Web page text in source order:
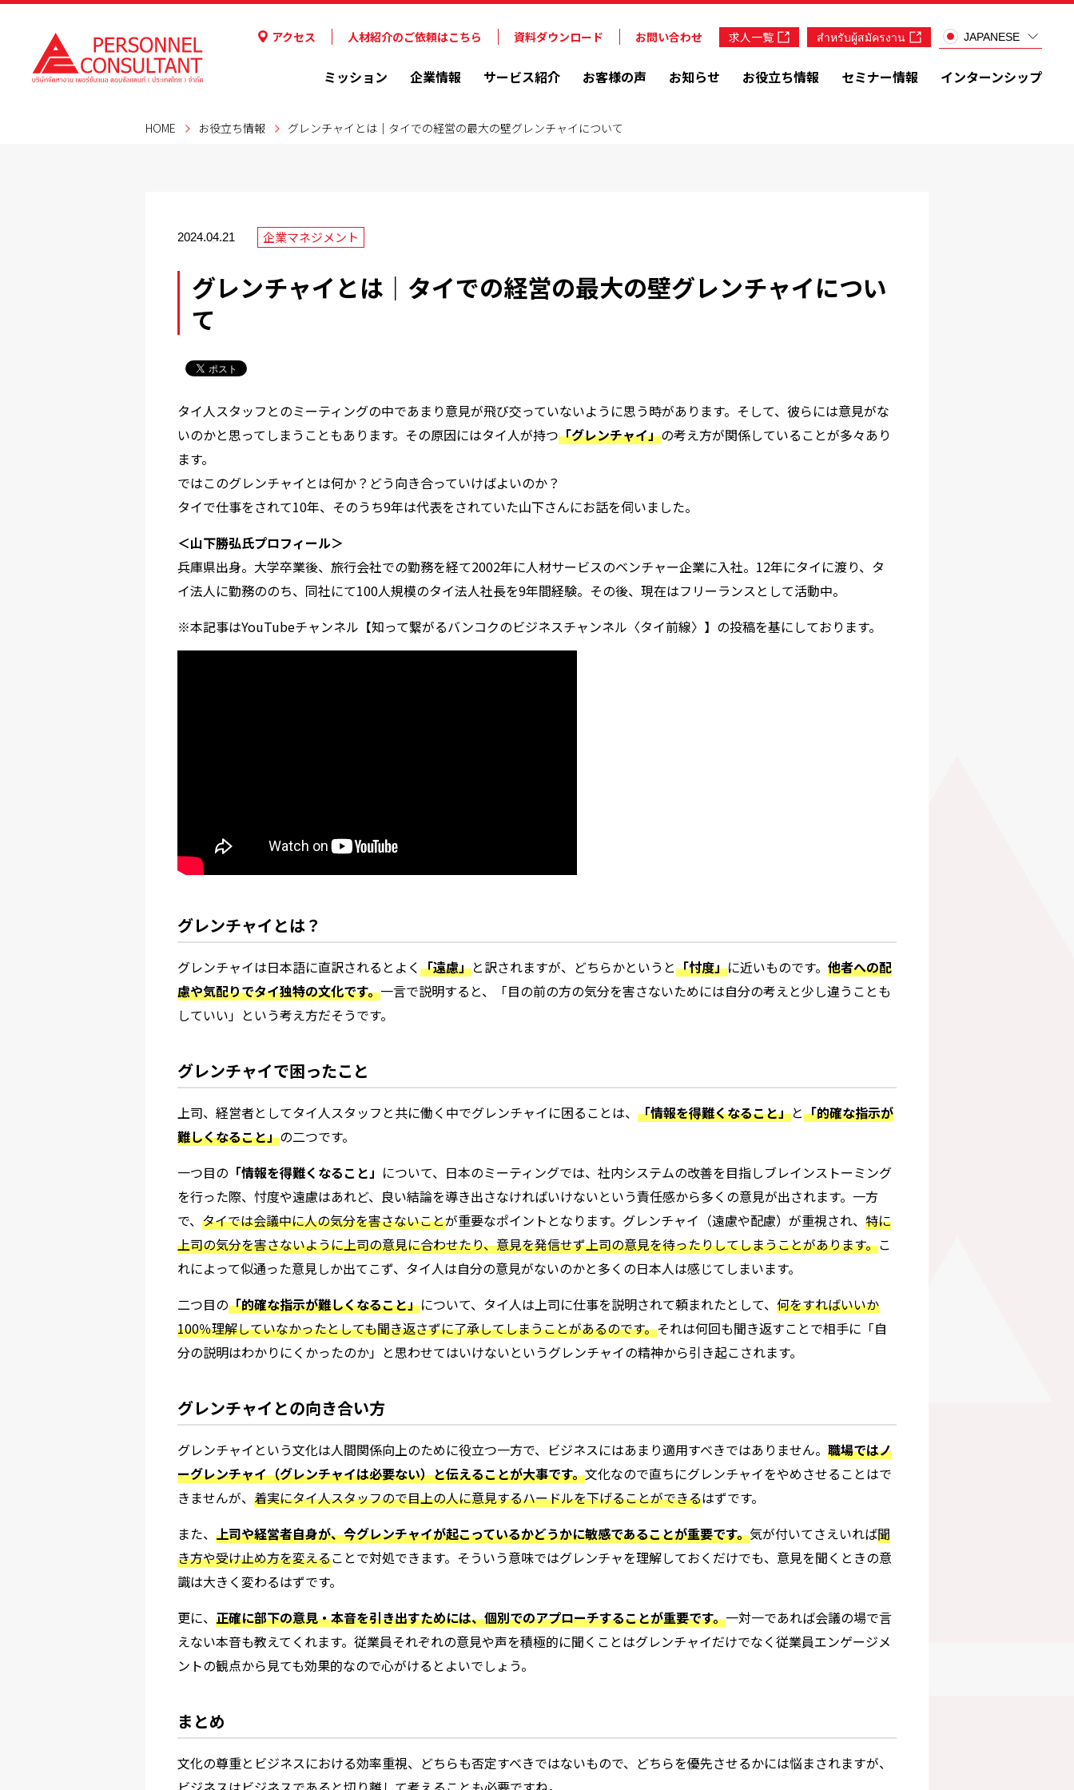
アクセス 人材紹介のご依頼はこちら 資料ダウンロード お問い合わせ 求人一覧 สำหรับผู้สมัครงาน JAPANESE
ミッション 企業情報 サービス紹介 お客様の声 お知らせ お役立ち情報 セミナー情報 インターンシップ
HOME お役立ち情報 グレンチャイとは｜タイでの経営の最大の壁グレンチャイについて
2024.04.21 企業マネジメント
グレンチャイとは｜タイでの経営の最大の壁グレンチャイについ
て
タイ人スタッフとのミーティングの中であまり意見が飛び交っていないように思う時があります。そして、彼らには意見がな
いのかと思ってしまうこともあります。その原因にはタイ人が持つ「グレンチャイ」の考え方が関係していることが多々あり
ます。
ではこのグレンチャイとは何か？どう向き合っていけばよいのか？
タイで仕事をされて10年、そのうち9年は代表をされていた山下さんにお話を伺いました。
＜山下勝弘氏プロフィール＞
兵庫県出身。大学卒業後、旅行会社での勤務を経て2002年に人材サービスのベンチャー企業に入社。12年にタイに渡り、タ
イ法人に勤務ののち、同社にて100人規模のタイ法人社長を9年間経験。その後、現在はフリーランスとして活動中。
※本記事はYouTubeチャンネル【知って繋がるバンコクのビジネスチャンネル〈タイ前線〉】の投稿を基にしております。
グレンチャイとは？
グレンチャイは日本語に直訳されるとよく 「遠慮」と訳されますが、どちらかというと「忖度」に近いものです。 他者への配
慮や気配りでタイ独特の文化です。一言で説明すると、「目の前の方の気分を害さないためには自分の考えと少し違うことも
していい」という考え方だそうです。
グレンチャイで困ったこと
上司、経営者としてタイ人スタッフと共に働く中でグレンチャイに困ることは、 「情報を得難くなること」と「的確な指示が
難しくなること」の二つです。
一つ目の 「情報を得難くなること」 について、日本のミーティングでは、社内システムの改善を目指しブレインストーミング
を行った際、忖度や遠慮はあれど、良い結論を導き出さなければいけないという責任感から多くの意見が出されます。一方
で、 タイでは会議中に人の気分を害さないことが重要なポイントとなります。グレンチャイ（遠慮や配慮）が重視され、 特に
上司の気分を害さないように上司の意見に合わせたり、意見を発信せず上司の意見を待ったりしてしまうことがあります。こ
れによって似通った意見しか出てこず、タイ人は自分の意見がないのかと多くの日本人は感じてしまいます。
二つ目の「的確な指示が難しくなること」について、タイ人は上司に仕事を説明されて頼まれたとして、 何をすればいいか
100％理解していなかったとしても聞き返さずに了承してしまうことがあるのです。それは何回も聞き返すことで相手に「自
分の説明はわかりにくかったのか」と思わせてはいけないというグレンチャイの精神から引き起こされます。
グレンチャイとの向き合い方
グレンチャイという文化は人間関係向上のために役立つ一方で、ビジネスにはあまり適用すべきではありません。 職場ではノ
ーグレンチャイ（グレンチャイは必要ない）と伝えることが大事です。文化なので直ちにグレンチャイをやめさせることはで
きませんが、 着実にタイ人スタッフので目上の人に意見するハードルを下げることができるはずです。
また、 上司や経営者自身が、今グレンチャイが起こっているかどうかに敏感であることが重要です。気が付いてさえいれば聞
き方や受け止め方を変えることで対処できます。そういう意味ではグレンチャを理解しておくだけでも、意見を聞くときの意
識は大きく変わるはずです。
更に、 正確に部下の意見・本音を引き出すためには、個別でのアプローチすることが重要です。一対一であれば会議の場で言
えない本音も教えてくれます。従業員それぞれの意見や声を積極的に聞くことはグレンチャイだけでなく従業員エンゲージメ
ントの観点から見ても効果的なので心がけるとよいでしょう。
まとめ
文化の尊重とビジネスにおける効率重視、どちらも否定すべきではないもので、どちらを優先させるかには悩まされますが、